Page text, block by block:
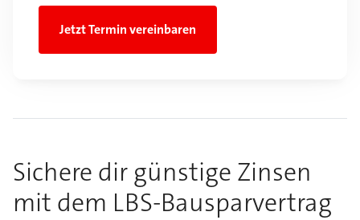
Jetzt Termin vereinbaren
Sichere dir günstige Zinsen
mit dem LBS-Bausparvertrag